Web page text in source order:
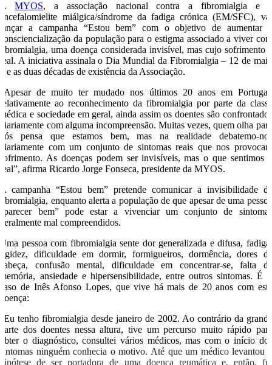
AMYOS, a associação nacional contra a fibromialgia e a
encefalomielite miálgica/síndrome da fadiga crónica (EM/SFC), vai
lançar a campanha “Estou bem” com o objetivo de aumentar a
consciencialização da população para o estigma associado a viver com
fibromialgia, uma doença considerada invisível, mas cujo sofrimento é
real. A iniciativa assinala o Dia Mundial da Fibromialgia – 12 de maio
– e as duas décadas de existência da Associação.
“Apesar de muito ter mudado nos últimos 20 anos em Portugal,
relativamente ao reconhecimento da fibromialgia por parte da classe
médica e sociedade em geral, ainda assim os doentes são confrontados
diariamente com alguma incompreensão. Muitas vezes, quem olha para
nós pensa que estamos bem, mas na realidade debatemo-nos
diariamente com um conjunto de sintomas reais que nos provocam
sofrimento. As doenças podem ser invisíveis, mas o que sentimos é
real”, afirma Ricardo Jorge Fonseca, presidente da MYOS.
A campanha “Estou bem” pretende comunicar a invisibilidade da
fibromialgia, enquanto alerta a população de que apesar de uma pessoa
“parecer bem” pode estar a vivenciar um conjunto de sintomas
geralmente mal compreendidos.
Uma pessoa com fibromialgia sente dor generalizada e difusa, fadiga,
rigidez, dificuldade em dormir, formigueiros, dormência, dores de
cabeça, confusão mental, dificuldade em concentrar-se, falta de
memória, ansiedade e hipersensibilidade, entre outros sintomas. É o
caso de Inês Afonso Lopes, que vive há mais de 20 anos com esta
doença:
“Eu tenho fibromialgia desde janeiro de 2002. Ao contrário da grande
parte dos doentes nessa altura, tive um percurso muito rápido para
obter o diagnóstico, consultei vários médicos, mas com o início dos
sintomas ninguém conhecia o motivo. Até que um médico levantou a
hipótese de ser portadora de uma doença reumática e, então, fui